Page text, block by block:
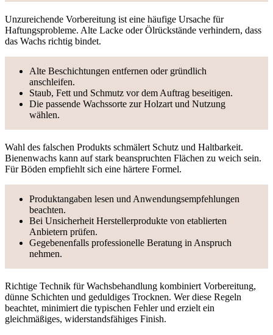
Unzureichende Vorbereitung ist eine häufige Ursache für
Haftungsprobleme. Alte Lacke oder Ölrückstände verhindern, dass
das Wachs richtig bindet.
Alte Beschichtungen entfernen oder gründlich
anschleifen.
Staub, Fett und Schmutz vor dem Auftrag beseitigen.
Die passende Wachssorte zur Holzart und Nutzung
wählen.
Wahl des falschen Produkts schmälert Schutz und Haltbarkeit.
Bienenwachs kann auf stark beanspruchten Flächen zu weich sein.
Für Böden empfiehlt sich eine härtere Formel.
Produktangaben lesen und Anwendungsempfehlungen
beachten.
Bei Unsicherheit Herstellerprodukte von etablierten
Anbietern prüfen.
Gegebenenfalls professionelle Beratung in Anspruch
nehmen.
Richtige Technik für Wachsbehandlung kombiniert Vorbereitung,
dünne Schichten und geduldiges Trocknen. Wer diese Regeln
beachtet, minimiert die typischen Fehler und erzielt ein
gleichmäßiges, widerstandsfähiges Finish.